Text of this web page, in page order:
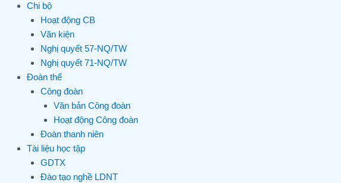
Chi bộ
Hoạt động CB
Văn kiện
Nghị quyết 57-NQ/TW
Nghị quyết 71-NQ/TW
Đoàn thể
Công đoàn
Văn bản Công đoàn
Hoạt động Công đoàn
Đoàn thanh niên
Tài liệu học tập
GDTX
Đào tạo nghề LDNT